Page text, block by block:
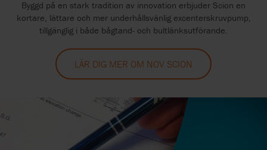
Byggd på en stark tradition av innovation erbjuder Scion en
kortare, lättare och mer underhållsvänlig excenterskruvpump,
tillgänglig i både bågtand- och bultlänksutförande.
LÄR DIG MER OM NOV SCION